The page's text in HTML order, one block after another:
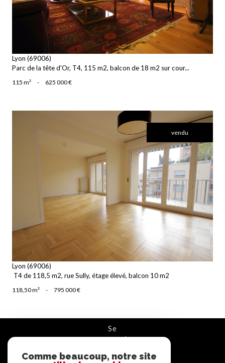
Lyon (69006)
Parc de la tête d'Or, T4, 115 m2, balcon de 18 m2 sur cour...
115 m² - 625 000 €
vendu
voir le bien
Lyon (69006)
T4 de 118,5 m2, rue Sully, étage élevé, balcon 10 m2
118,50 m² - 795 000 €
se
connecter
ESPACE PROPRIÉTAIRE
Comme beaucoup, notre site